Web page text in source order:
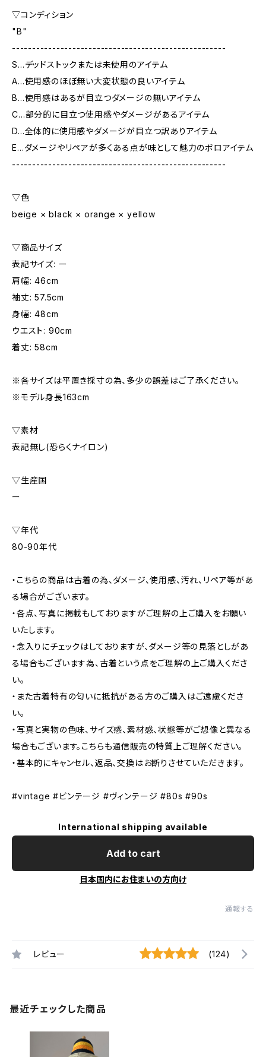
▽コンディション
"B"
-----------------------------------------------------
S…デッドストックまたは未使用のアイテム
A…使用感のほぼ無い大変状態の良いアイテム
B…使用感はあるが目立つダメージの無いアイテム
C…部分的に目立つ使用感やダメージがあるアイテム
D…全体的に使用感やダメージが目立つ訳ありアイテム
E…ダメージやリペアが多くある点が味として魅力のボロアイテム
-----------------------------------------------------
▽色
beige × black × orange × yellow
▽商品サイズ
表記サイズ: ー
肩幅: 46cm
袖丈: 57.5cm
身幅: 48cm
ウエスト: 90cm
着丈: 58cm
※各サイズは平置き採寸の為、多少の誤差はご了承ください。
※モデル身長163cm
▽素材
表記無し(恐らくナイロン)
▽生産国
ー
▽年代
80-90年代
・こちらの商品は古着の為、ダメージ、使用感、汚れ、リペア等があ
る場合がございます。
・各点、写真に掲載もしておりますがご理解の上ご購入をお願い
いたします。
・念入りにチェックはしておりますが、ダメージ等の見落としがあ
る場合もございます為、古着という点をご理解の上ご購入くださ
い。
・また古着特有の匂いに抵抗がある方のご購入はご遠慮くださ
い。
・写真と実物の色味、サイズ感、素材感、状態等がご想像と異なる
場合もございます。こちらも通信販売の特質上ご理解ください。
・基本的にキャンセル、返品、交換はお断りさせていただきます。
#vintage #ビンテージ #ヴィンテージ #80s #90s
International shipping available
Add to cart
日本国内にお住まいの方向け
通報する
レビュー (124)
最近チェックした商品